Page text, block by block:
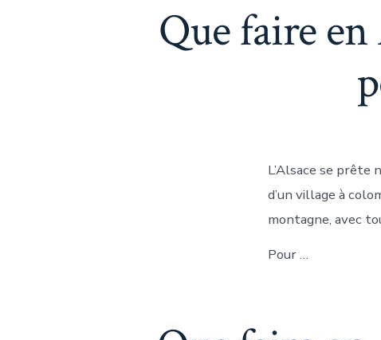
Que faire en
L’Alsace se prête
d’un village à
montagne, avec
Pour …